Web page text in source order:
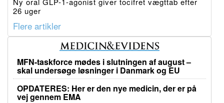
26 uger
Flere artikler
MFN-taskforce mødes i slutningen af august –
skal undersøge løsninger i Danmark og EU
OPDATERES: Her er den nye medicin, der er på
vej gennem EMA